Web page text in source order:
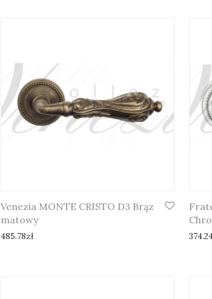
Venezia MONTE CRISTO D3 Brąz
matowy
485.78zł